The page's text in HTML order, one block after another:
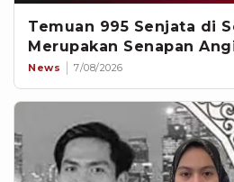
Temuan 995 Senjata di
Merupakan Senapan
News 7/08/2026